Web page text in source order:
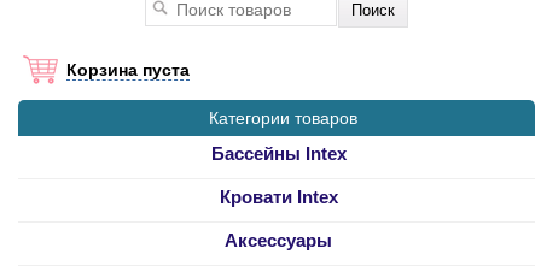
Корзина пуста
Категории товаров
Бассейны Intex
Кровати Intex
Аксессуары